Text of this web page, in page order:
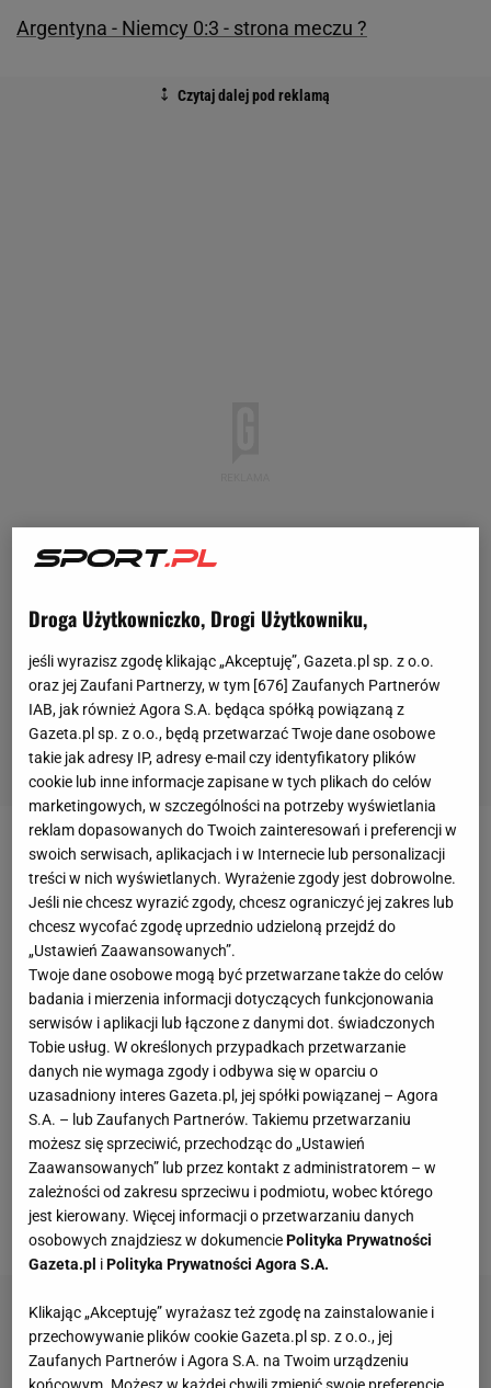
Argentyna - Niemcy 0:3 - strona meczu ?
Już w 3. minucie spełniły się najkoszmarniejsze sny
kibiców Argentyny. Na lewym skrzydle Otamendi
sfaulował Klosego. Schweinsteiger wrzucił piłkę w
pole karne z rzutu wolnego, zza pleców obrońców
wybiegł Mueller, strzelił głowa. Piłka odbiła się
jeszcze od nogi Romero i wpadła do bramki.
Argentyńczycy byli zaskoczeni i długo nie potrafili się
otrząsnąć. Grali jak sparaliżowani, ich ataki rozbijały
się o świetnie funkcjonującą defensywę Niemiec i
narażali się na kontrataki. Tylko nieskuteczności
Klose,Podolskiegoi Ozila zawdzięczali to, że po
pierwszej połowie przegrywali tylko jedną bramką.
Droga Użytkowniczko, Drogi Użytkowniku,
jeśli wyrazisz zgodę klikając „Akceptuję”, Gazeta.pl sp. z o.o.
oraz jej Zaufani Partnerzy, w tym [676] Zaufanych Partnerów
IAB, jak również Agora S.A. będąca spółką powiązaną z
Gazeta.pl sp. z o.o., będą przetwarzać Twoje dane osobowe
takie jak adresy IP, adresy e-mail czy identyfikatory plików
cookie lub inne informacje zapisane w tych plikach do celów
marketingowych, w szczególności na potrzeby wyświetlania
reklam dopasowanych do Twoich zainteresowań i preferencji w
swoich serwisach, aplikacjach i w Internecie lub personalizacji
treści w nich wyświetlanych. Wyrażenie zgody jest dobrowolne.
Jeśli nie chcesz wyrazić zgody, chcesz ograniczyć jej zakres lub
chcesz wycofać zgodę uprzednio udzieloną przejdź do
„Ustawień Zaawansowanych”.
Twoje dane osobowe mogą być przetwarzane także do celów
badania i mierzenia informacji dotyczących funkcjonowania
serwisów i aplikacji lub łączone z danymi dot. świadczonych
Tobie usług. W określonych przypadkach przetwarzanie
danych nie wymaga zgody i odbywa się w oparciu o
uzasadniony interes Gazeta.pl, jej spółki powiązanej – Agora
S.A. – lub Zaufanych Partnerów. Takiemu przetwarzaniu
możesz się sprzeciwić, przechodząc do „Ustawień
Zaawansowanych” lub przez kontakt z administratorem – w
zależności od zakresu sprzeciwu i podmiotu, wobec którego
jest kierowany. Więcej informacji o przetwarzaniu danych
osobowych znajdziesz w dokumenciePolityka Prywatności
Gazeta.pl iPolityka Prywatności Agora S.A.
Klikając „Akceptuję” wyrażasz też zgodę na zainstalowanie i
przechowywanie plików cookie Gazeta.pl sp. z o.o., jej
Zaufanych Partnerów i Agora S.A. na Twoim urządzeniu